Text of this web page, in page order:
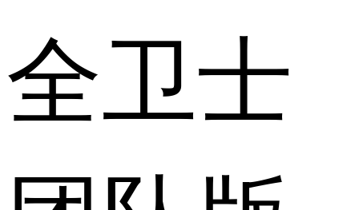
全卫士